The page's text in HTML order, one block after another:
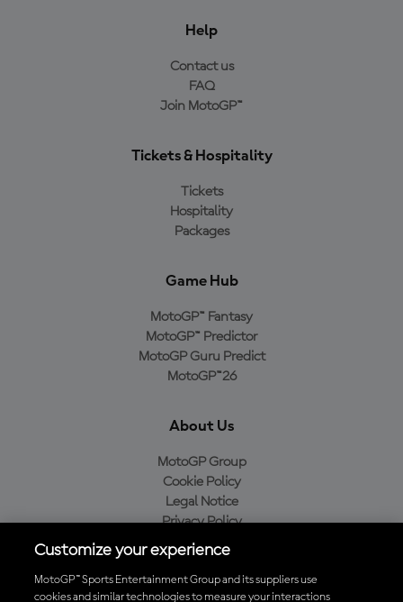
Help
Contact us
FAQ
Join MotoGP™
Tickets & Hospitality
Tickets
Hospitality
Packages
Game Hub
MotoGP™ Fantasy
MotoGP™ Predictor
MotoGP Guru Predict
MotoGP™26
About Us
MotoGP Group
Cookie Policy
Legal Notice
Privacy Policy
Purchase Policy
Customize your experience
MotoGP™ Sports Entertainment Group and its suppliers use
cookies and similar technologies to measure your interactions